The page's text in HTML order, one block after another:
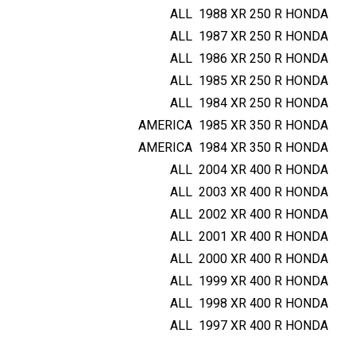
HONDA
XR 250 R
1988
ALL
HONDA
XR 250 R
1987
ALL
HONDA
XR 250 R
1986
ALL
HONDA
XR 250 R
1985
ALL
HONDA
XR 250 R
1984
ALL
HONDA
XR 350 R
1985
AMERICA
HONDA
XR 350 R
1984
AMERICA
HONDA
XR 400 R
2004
ALL
HONDA
XR 400 R
2003
ALL
HONDA
XR 400 R
2002
ALL
HONDA
XR 400 R
2001
ALL
HONDA
XR 400 R
2000
ALL
HONDA
XR 400 R
1999
ALL
HONDA
XR 400 R
1998
ALL
HONDA
XR 400 R
1997
ALL